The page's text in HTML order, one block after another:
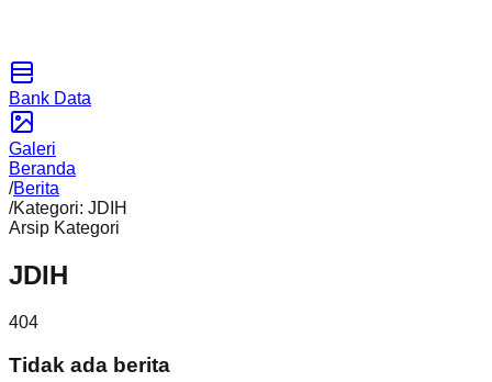
Bank Data
Galeri
Beranda
/Berita
/Kategori: JDIH
Arsip Kategori
JDIH
404
Tidak ada berita